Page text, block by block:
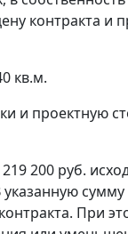
контракта
кв.м.
и проектную
200 руб.
При